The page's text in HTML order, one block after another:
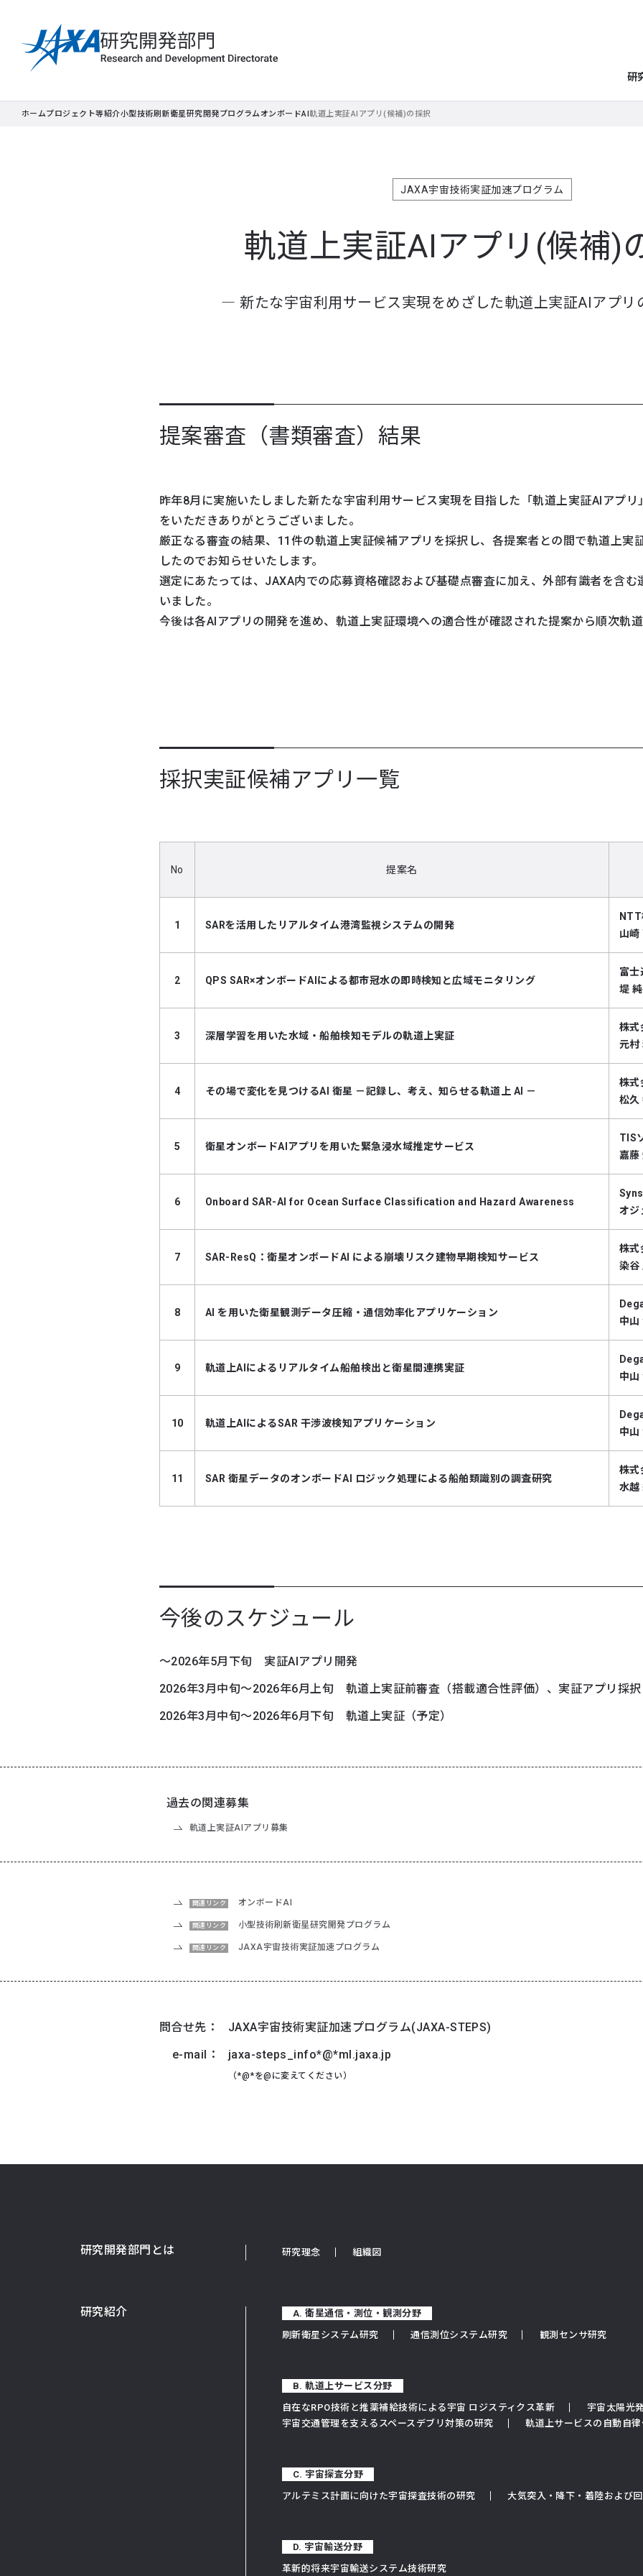
研
ホームプロジェクト等紹介小型技術刷新衛星研究開発プログラム オンボードAI軌道上実証AIアプリ(候補)の採択
JAXA宇宙技術実証加速プログラム
軌道上実証AIアプリ(候補)
― 新たな宇宙利用サービス実現をめざした軌道上実証AIアプ
提案審査（書類審査）結果
昨年8月に実施いたしました新たな宇宙利用サービス実現を目指した「軌道上実証AIアプ
をいただきありがとうございました。
厳正なる審査の結果、11件の軌道上実証候補アプリを採択し、各提案者との間で軌道上実
したのでお知らせいたします。
選定にあたっては、JAXA内での応募資格確認および基礎点審査に加え、外部有識者を含
いました。
今後は各AIアプリの開発を進め、軌道上実証環境への適合性が確認された提案から順次軌
採択実証候補アプリ一覧
No 提案名
1 SARを活用したリアルタイム港湾監視システムの開発
山崎
2 QPS SAR×オンボードAIによる都市冠水の即時検知と広域モニタリング
富士
堤
3 深層学習を用いた水域・船舶検知モデルの軌道上実証
株式
元村
4 その場で変化を見つけるAI 衛星 －記録し、考え、知らせる軌道上 AI －
株式
松久
5 衛星オンボードAIアプリを用いた緊急浸水域推定サービス
TIS
嘉藤
6 Onboard SAR-AI for Ocean Surface Classification and Hazard Awareness
オジ
7 SAR-ResQ：衛星オンボードAI による崩壊リスク建物早期検知サービス
株式
染谷
8 AI を用いた衛星観測データ圧縮・通信効率化アプリケーション
中山
9 軌道上AIによるリアルタイム船舶検出と衛星間連携実証
中山
10 軌道上AIによるSAR 干渉波検知アプリケーション
中山
11 SAR 衛星データのオンボードAI ロジック処理による船舶類識別の調査研究
株式
水越
今後のスケジュール
～2026年5月下旬 実証AIアプリ開発
2026年3月中旬～2026年6月上旬 軌道上実証前審査（搭載適合性評価）、実証アプリ採
2026年3月中旬～2026年6月下旬 軌道上実証（予定）
過去の関連募集
軌道上実証AIアプリ募集
関連リンク オンボードAI
関連リンク 小型技術刷新衛星研究開発プログラム
関連リンク JAXA宇宙技術実証加速プログラム
問合せ先：
JAXA宇宙技術実証加速プログラム(JAXA-STEPS)
e-mail：
jaxa-steps_info*@*ml.jaxa.jp
（*@*を@に変えてください）
研究開発部門とは 研究理念 組織図
研究紹介
A. 衛星通信・測位・観測分野
刷新衛星システム研究
通信測位システム研究 観測センサ研究
B. 軌道上サービス分野
自在なRPO技術と推薬補給技術による宇宙 ロジスティクス革新
宇宙太陽光
宇宙交通管理を支えるスペースデブリ対策の研究
軌道上サービスの自動自
C. 宇宙探査分野
アルテミス計画に向けた宇宙探査技術の研究
大気突入・降下・着陸および
D. 宇宙輸送分野
革新的将来宇宙輸送システム技術研究